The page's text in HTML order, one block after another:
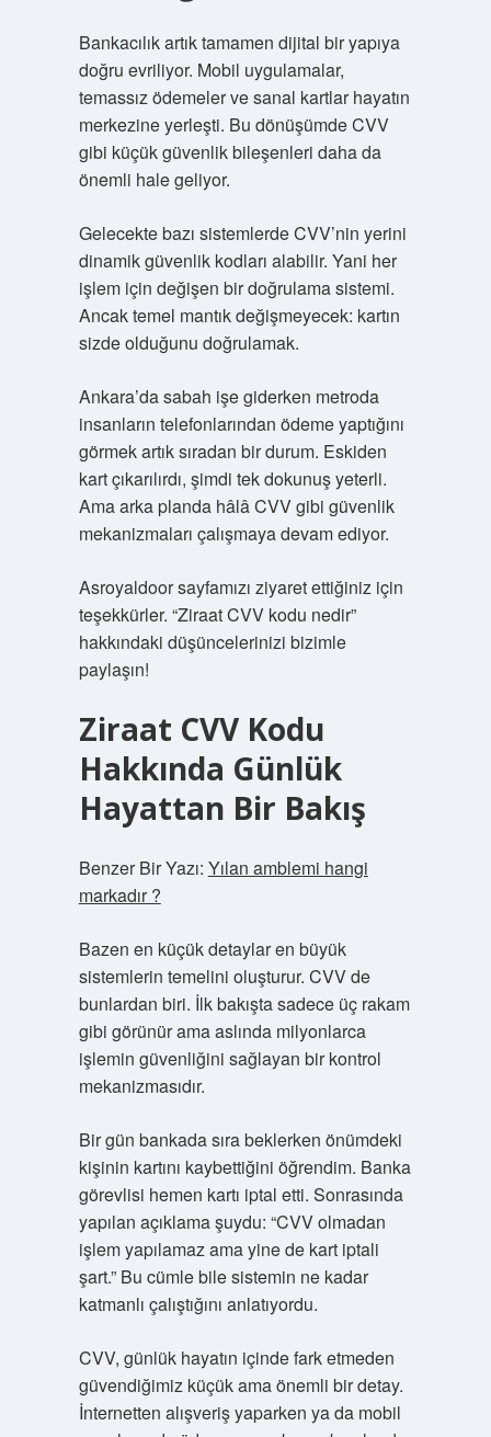
Bankacılık artık tamamen dijital bir yapıya
doğru evriliyor. Mobil uygulamalar,
temassız ödemeler ve sanal kartlar hayatın
merkezine yerleşti. Bu dönüşümde CVV
gibi küçük güvenlik bileşenleri daha da
önemli hale geliyor.
Gelecekte bazı sistemlerde CVV’nin yerini
dinamik güvenlik kodları alabilir. Yani her
işlem için değişen bir doğrulama sistemi.
Ancak temel mantık değişmeyecek: kartın
sizde olduğunu doğrulamak.
Ankara’da sabah işe giderken metroda
insanların telefonlarından ödeme yaptığını
görmek artık sıradan bir durum. Eskiden
kart çıkarılırdı, şimdi tek dokunuş yeterli.
Ama arka planda hâlâ CVV gibi güvenlik
mekanizmaları çalışmaya devam ediyor.
Asroyaldoor sayfamızı ziyaret ettiğiniz için
teşekkürler. “Ziraat CVV kodu nedir”
hakkındaki düşüncelerinizi bizimle
paylaşın!
Ziraat CVV Kodu
Hakkında Günlük
Hayattan Bir Bakış
Benzer Bir Yazı: Yılan amblemi hangi
markadır ?
Bazen en küçük detaylar en büyük
sistemlerin temelini oluşturur. CVV de
bunlardan biri. İlk bakışta sadece üç rakam
gibi görünür ama aslında milyonlarca
işlemin güvenliğini sağlayan bir kontrol
mekanizmasıdır.
Bir gün bankada sıra beklerken önümdeki
kişinin kartını kaybettiğini öğrendim. Banka
görevlisi hemen kartı iptal etti. Sonrasında
yapılan açıklama şuydu: “CVV olmadan
işlem yapılamaz ama yine de kart iptali
şart.” Bu cümle bile sistemin ne kadar
katmanlı çalıştığını anlatıyordu.
CVV, günlük hayatın içinde fark etmeden
güvendiğimiz küçük ama önemli bir detay.
İnternetten alışveriş yaparken ya da mobil